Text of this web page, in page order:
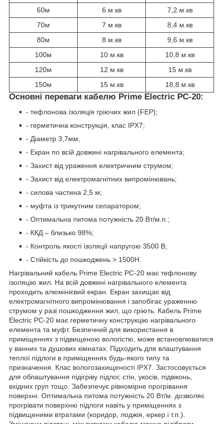
60м
6 м.кв
7,2 м.кв
70м
7 м.кв
8,4 м.кв
80м
8 м.кв
9,6 м.кв
100м
10 м.кв
10,8 м.кв
120м
12 м.кв
15 м.кв
150м
15 м.кв 18,8 м.кв
Основні переваги кабелю Prime Electric PC-20:
- тефлонова ізоляція гріючих жил (FEP);
- герметична конструкція, клас IPX7;
- Діаметр 3,7мм;
- Екран по всій довжині нагрівального елемента;
- Захист від ураження електричним струмом;
- Захист від електромагнітних випромінювань;
- силова частина 2,5 м;
- муфта із трикутним сепаратором;
- Оптимальна питома потужність 20 Вт/м.п.;
- ККД – близько 98%;
- Контроль якості ізоляції напругою 3500 В;
- Стійкість до пошкоджень > 1500H.
Нагрівальний кабель Prime Electric PC-20 має тефлонову
ізоляцію жил. На всій довжині нагрівального елемента
проходить алюмінієвий екран. Екран захищає від
електромагнітного випромінювання і запобігає ураженню
струмом у разі пошкодження жил, що гріють. Кабель Prime
Electric PC-20 має герметичну конструкцію нагрівального
елемента та муфт. Безпечний для використання в
приміщеннях з підвищеною вологістю, може встановлюватися
у ванних та душових кімнатах. Підходить для влаштування
теплої підлоги в приміщеннях будь-якого типу та
призначення. Клас вологозахищеності IPX7. Застосовується
для облаштування підігріву підлог, стін, укосів, підвіконь,
вхідних груп тощо. Забезпечує рівномірне прогрівання
поверхні. Оптимальна питома потужність 20 Вт/м. дозволяє
прогрівати поверхню підлоги навіть у приміщеннях з
підвищеними втратами (коридор, лоджія, еркер і т.п.).